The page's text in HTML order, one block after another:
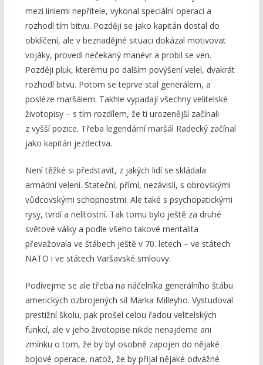
mezi liniemi nepřítele, vykonal speciální operaci a
rozhodl tím bitvu. Později se jako kapitán dostal do
obklíčení, ale v beznadějné situaci dokázal motivovat
vojáky, provedl nečekaný manévr a probil se ven.
Později pluk, kterému po dalším povýšení velel, dvakrát
rozhodl bitvu. Potom se teprve stal generálem, a
posléze maršálem. Takhle vypadají všechny velitelské
životopisy – s tím rozdílem, že ti urozenější začínali
z vyšší pozice. Třeba legendární maršál Radecký začínal
jako kapitán jezdectva.
Není těžké si představit, z jakých lidí se skládala
armádní velení. Stateční, přímí, nezávislí, s obrovskými
vůdcovskými schopnostmi. Ale také s psychopatickými
rysy, tvrdí a nelítostní. Tak tomu bylo ještě za druhé
světové války a podle všeho takové mentalita
převažovala ve štábech ještě v 70. letech – ve státech
NATO i ve státech Varšavské smlouvy.
Podívejme se ale třeba na náčelníka generálního štábu
amerických ozbrojených sil Marka Milleyho. Vystudoval
prestižní školu, pak prošel celou řadou velitelských
funkcí, ale v jeho životopise nikde nenajdeme ani
zmínku o tom, že by byl osobně zapojen do nějaké
bojové operace, natož, že by přijal nějaké odvážné